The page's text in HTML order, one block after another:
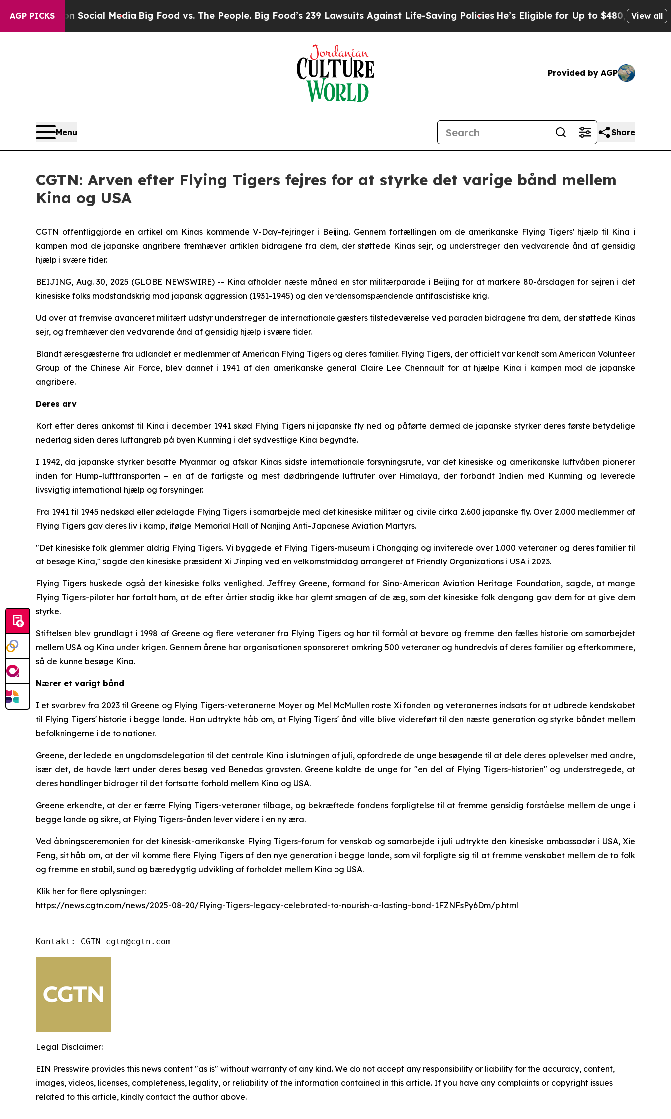
AGP PICKS
on Social MediaBig Food vs. The People. Big Food’s 239 Lawsuits Against Life-Saving Policies He’s Eligible for Up to $480,000 After Being
View all
Provided by AGP
Menu Share
CGTN: Arven efter Flying Tigers fejres for at styrke det varige bånd mellem
Kina og USA
CGTN offentliggjorde en artikel om Kinas kommende V-Day-fejringer i Beijing. Gennem fortællingen om de amerikanske Flying Tigers' hjælp til Kina i
kampen mod de japanske angribere fremhæver artiklen bidragene fra dem, der støttede Kinas sejr, og understreger den vedvarende ånd af gensidig
hjælp i svære tider.
BEIJING, Aug. 30, 2025 (GLOBE NEWSWIRE) -- Kina afholder næste måned en stor militærparade i Beijing for at markere 80-årsdagen for sejren i det
kinesiske folks modstandskrig mod japansk aggression (1931-1945) og den verdensomspændende antifascistiske krig.
Ud over at fremvise avanceret militært udstyr understreger de internationale gæsters tilstedeværelse ved paraden bidragene fra dem, der støttede Kinas
sejr, og fremhæver den vedvarende ånd af gensidig hjælp i svære tider.
Blandt æresgæsterne fra udlandet er medlemmer af American Flying Tigers og deres familier. Flying Tigers, der officielt var kendt som American Volunteer
Group of the Chinese Air Force, blev dannet i 1941 af den amerikanske general Claire Lee Chennault for at hjælpe Kina i kampen mod de japanske
angribere.
Deres arv
Kort efter deres ankomst til Kina i december 1941 skød Flying Tigers ni japanske fly ned og påførte dermed de japanske styrker deres første betydelige
nederlag siden deres luftangreb på byen Kunming i det sydvestlige Kina begyndte.
I 1942, da japanske styrker besatte Myanmar og afskar Kinas sidste internationale forsyningsrute, var det kinesiske og amerikanske luftvåben pionerer
inden for Hump-lufttransporten – en af de farligste og mest dødbringende luftruter over Himalaya, der forbandt Indien med Kunming og leverede
livsvigtig international hjælp og forsyninger.
Fra 1941 til 1945 nedskød eller ødelagde Flying Tigers i samarbejde med det kinesiske militær og civile cirka 2.600 japanske fly. Over 2.000 medlemmer af
Flying Tigers gav deres liv i kamp, ifølge Memorial Hall of Nanjing Anti-Japanese Aviation Martyrs.
"Det kinesiske folk glemmer aldrig Flying Tigers. Vi byggede et Flying Tigers-museum i Chongqing og inviterede over 1.000 veteraner og deres familier til
at besøge Kina," sagde den kinesiske præsident Xi Jinping ved en velkomstmiddag arrangeret af Friendly Organizations i USA i 2023.
Flying Tigers huskede også det kinesiske folks venlighed. Jeffrey Greene, formand for Sino-American Aviation Heritage Foundation, sagde, at mange
Flying Tigers-piloter har fortalt ham, at de efter årtier stadig ikke har glemt smagen af de æg, som det kinesiske folk dengang gav dem for at give dem
styrke.
Stiftelsen blev grundlagt i 1998 af Greene og flere veteraner fra Flying Tigers og har til formål at bevare og fremme den fælles historie om samarbejdet
mellem USA og Kina under krigen. Gennem årene har organisationen sponsoreret omkring 500 veteraner og hundredvis af deres familier og efterkommere,
så de kunne besøge Kina.
Nærer et varigt bånd
I et svarbrev fra 2023 til Greene og Flying Tigers-veteranerne Moyer og Mel McMullen roste Xi fonden og veteranernes indsats for at udbrede kendskabet
til Flying Tigers' historie i begge lande. Han udtrykte håb om, at Flying Tigers' ånd ville blive videreført til den næste generation og styrke båndet mellem
befolkningerne i de to nationer.
Greene, der ledede en ungdomsdelegation til det centrale Kina i slutningen af juli, opfordrede de unge besøgende til at dele deres oplevelser med andre,
især det, de havde lært under deres besøg ved Benedas gravsten. Greene kaldte de unge for "en del af Flying Tigers-historien" og understregede, at
deres handlinger bidrager til det fortsatte forhold mellem Kina og USA.
Greene erkendte, at der er færre Flying Tigers-veteraner tilbage, og bekræftede fondens forpligtelse til at fremme gensidig forståelse mellem de unge i
begge lande og sikre, at Flying Tigers-ånden lever videre i en ny æra.
Ved åbningsceremonien for det kinesisk-amerikanske Flying Tigers-forum for venskab og samarbejde i juli udtrykte den kinesiske ambassadør i USA, Xie
Feng, sit håb om, at der vil komme flere Flying Tigers af den nye generation i begge lande, som vil forpligte sig til at fremme venskabet mellem de to folk
og fremme en stabil, sund og bæredygtig udvikling af forholdet mellem Kina og USA.
Klik her for flere oplysninger:
https://news.cgtn.com/news/2025-08-20/Flying-Tigers-legacy-celebrated-to-nourish-a-lasting-bond-1FZNFsPy6Dm/p.html
Kontakt: CGTN cgtn@cgtn.com
Legal Disclaimer:
EIN Presswire provides this news content "as is" without warranty of any kind. We do not accept any responsibility or liability for the accuracy, content,
images, videos, licenses, completeness, legality, or reliability of the information contained in this article. If you have any complaints or copyright issues
related to this article, kindly contact the author above.